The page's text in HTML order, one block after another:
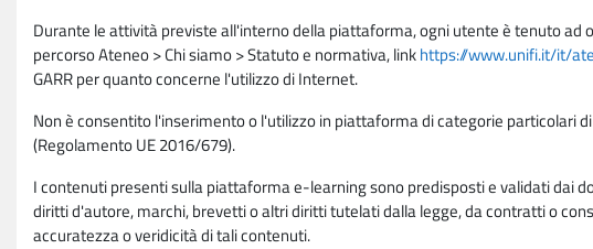
Durante le attività previste all'interno della piattaforma, ogni utente è tenuto
percorso Ateneo > Chi siamo > Statuto e normativa, linkhttps://www.unifi.it/it/
GARR per quanto concerne l'utilizzo di Internet.
Non è consentito l'inserimento o l'utilizzo in piattaforma di categorie particolari
(Regolamento UE 2016/679).
I contenuti presenti sulla piattaforma e-learning sono predisposti e validati dai
diritti d'autore, marchi, brevetti o altri diritti tutelati dalla legge, da contratti o
accuratezza o veridicità di tali contenuti.